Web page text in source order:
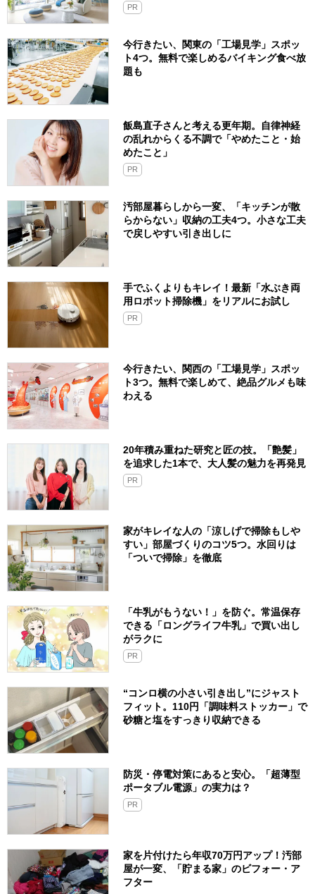
PR
今行きたい、関東の「工場見学」スポッ
ト4つ。無料で楽しめるバイキング食べ放
題も
飯島直子さんと考える更年期。自律神経
の乱れからくる不調で「やめたこと・始
めたこと」
PR
汚部屋暮らしから一変、「キッチンが散
らからない」収納の工夫4つ。小さな工夫
で戻しやすい引き出しに
手でふくよりもキレイ！最新「水ぶき両
用ロボット掃除機」をリアルにお試し
PR
今行きたい、関西の「工場見学」スポッ
ト3つ。無料で楽しめて、絶品グルメも味
わえる
20年積み重ねた研究と匠の技。「艶髪」
を追求した1本で、大人髪の魅力を再発見
PR
家がキレイな人の「涼しげで掃除もしや
すい」部屋づくりのコツ5つ。水回りは
「ついで掃除」を徹底
「牛乳がもうない！」を防ぐ。常温保存
できる「ロングライフ牛乳」で買い出し
がラクに
PR
“コンロ横の小さい引き出し”にジャスト
フィット。110円「調味料ストッカー」で
砂糖と塩をすっきり収納できる
防災・停電対策にあると安心。「超薄型
ポータブル電源」の実力は？​
PR
家を片付けたら年収70万円アップ！汚部
屋が一変、「貯まる家」のビフォー・ア
フター